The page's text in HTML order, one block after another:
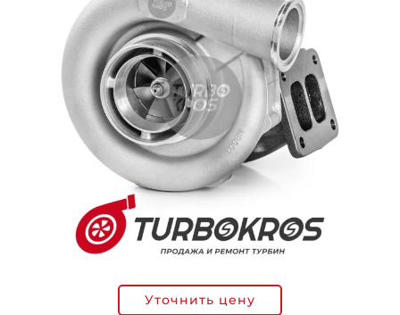
Уточнить цену